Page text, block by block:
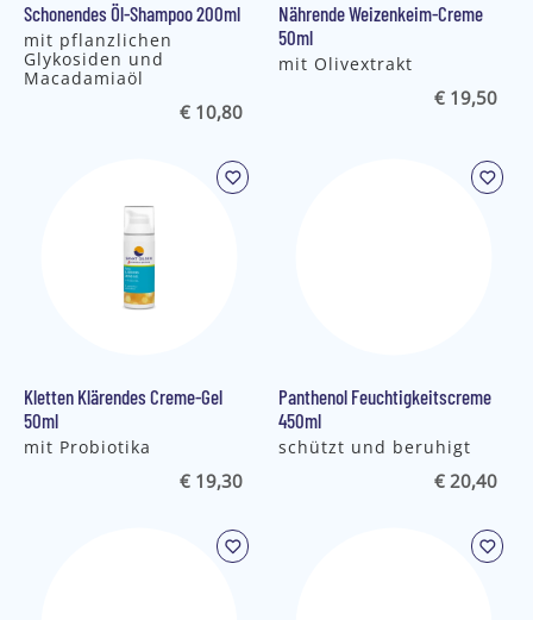
Schonendes Öl-Shampoo 200ml
mit pflanzlichen
Glykosiden und
Macadamiaöl
€ 10,80
Nährende Weizenkeim-Creme
50ml
mit Olivextrakt
€ 19,50
Kletten Klärendes Creme-Gel
50ml
mit Probiotika
€ 19,30
Panthenol Feuchtigkeitscreme
450ml
schützt und beruhigt
€ 20,40